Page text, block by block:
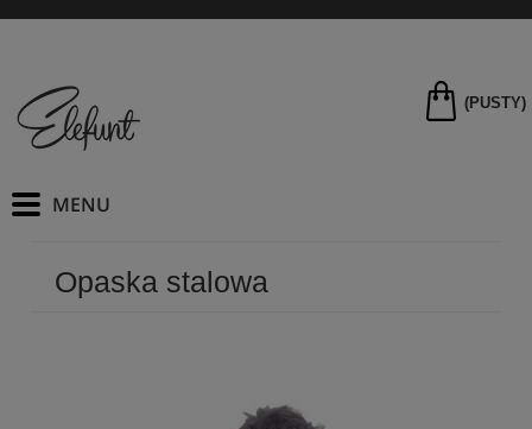
(PUSTY)
Opaska stalowa